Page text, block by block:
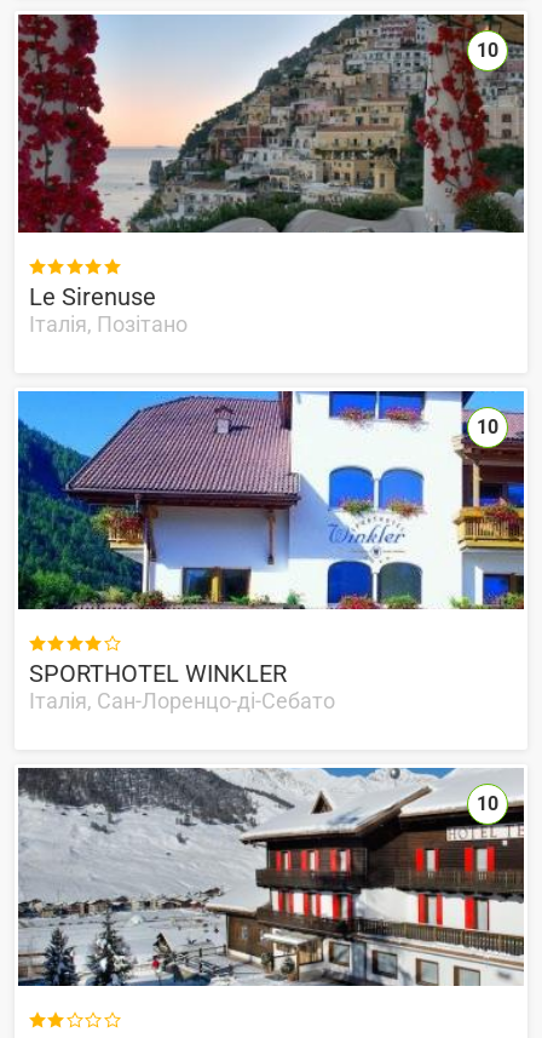

Le Sirenuse
Італія, Позітано
10

SPORTHOTEL WINKLER
Італія, Сан-Лоренцо-ді-Себато
10

10